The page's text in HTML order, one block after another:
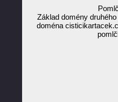
Základ domény
doména